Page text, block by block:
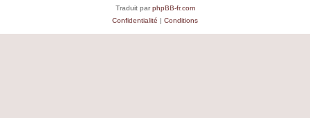
Traduit parphpBB-fr.com
Confidentialité | Conditions